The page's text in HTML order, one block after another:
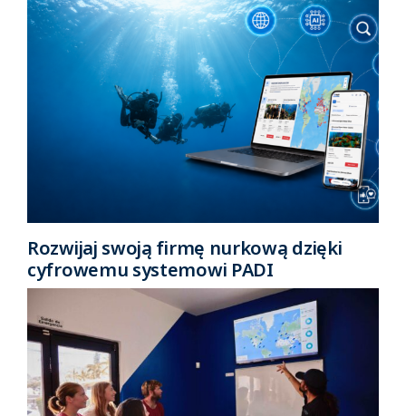
Rozwijaj swoją firmę nurkową dzięki
cyfrowemu systemowi PADI